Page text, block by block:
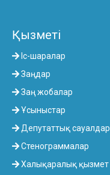
Қызметі
Іс-шаралар
Заңдар
Заң жобалар
Ұсыныстар
Депутаттық сауалдар
Стенограммалар
Халықаралық қызмет